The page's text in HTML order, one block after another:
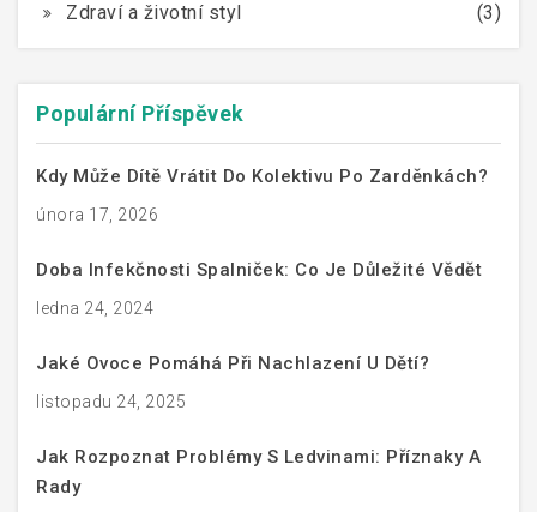
Zdraví a životní styl
(3)
Populární Příspěvek
Kdy Může Dítě Vrátit Do Kolektivu Po Zarděnkách?
února 17, 2026
Doba Infekčnosti Spalniček: Co Je Důležité Vědět
ledna 24, 2024
Jaké Ovoce Pomáhá Při Nachlazení U Dětí?
listopadu 24, 2025
Jak Rozpoznat Problémy S Ledvinami: Příznaky A
Rady